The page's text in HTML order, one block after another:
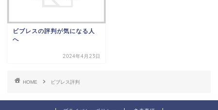
ビブレスの評判が気になる人
へ
2024年4月23日
HOME ビブレス評判